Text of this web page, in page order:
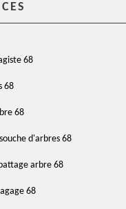
68
68
68
d'arbres 68
arbre 68
68